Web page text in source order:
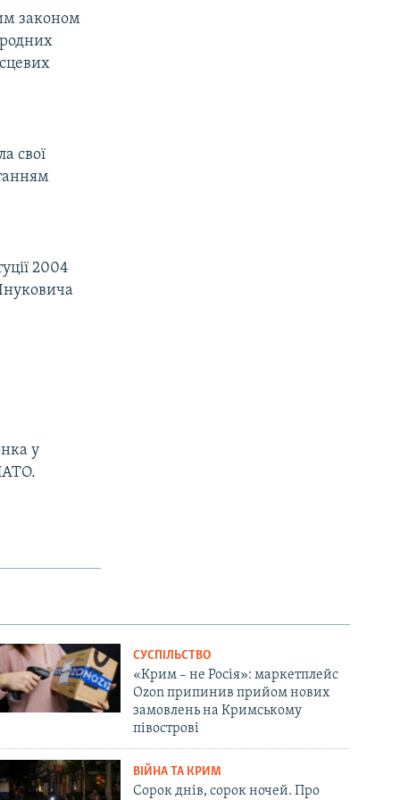
законом
свої
2004
у
СУСПІЛЬСТВО
«Крим – не Росія»: маркетплейс
Ozon припинив прийом нових
замовлень на Кримському
півострові
ВІЙНА ТА КРИМ
Сорок днів, сорок ночей. Про